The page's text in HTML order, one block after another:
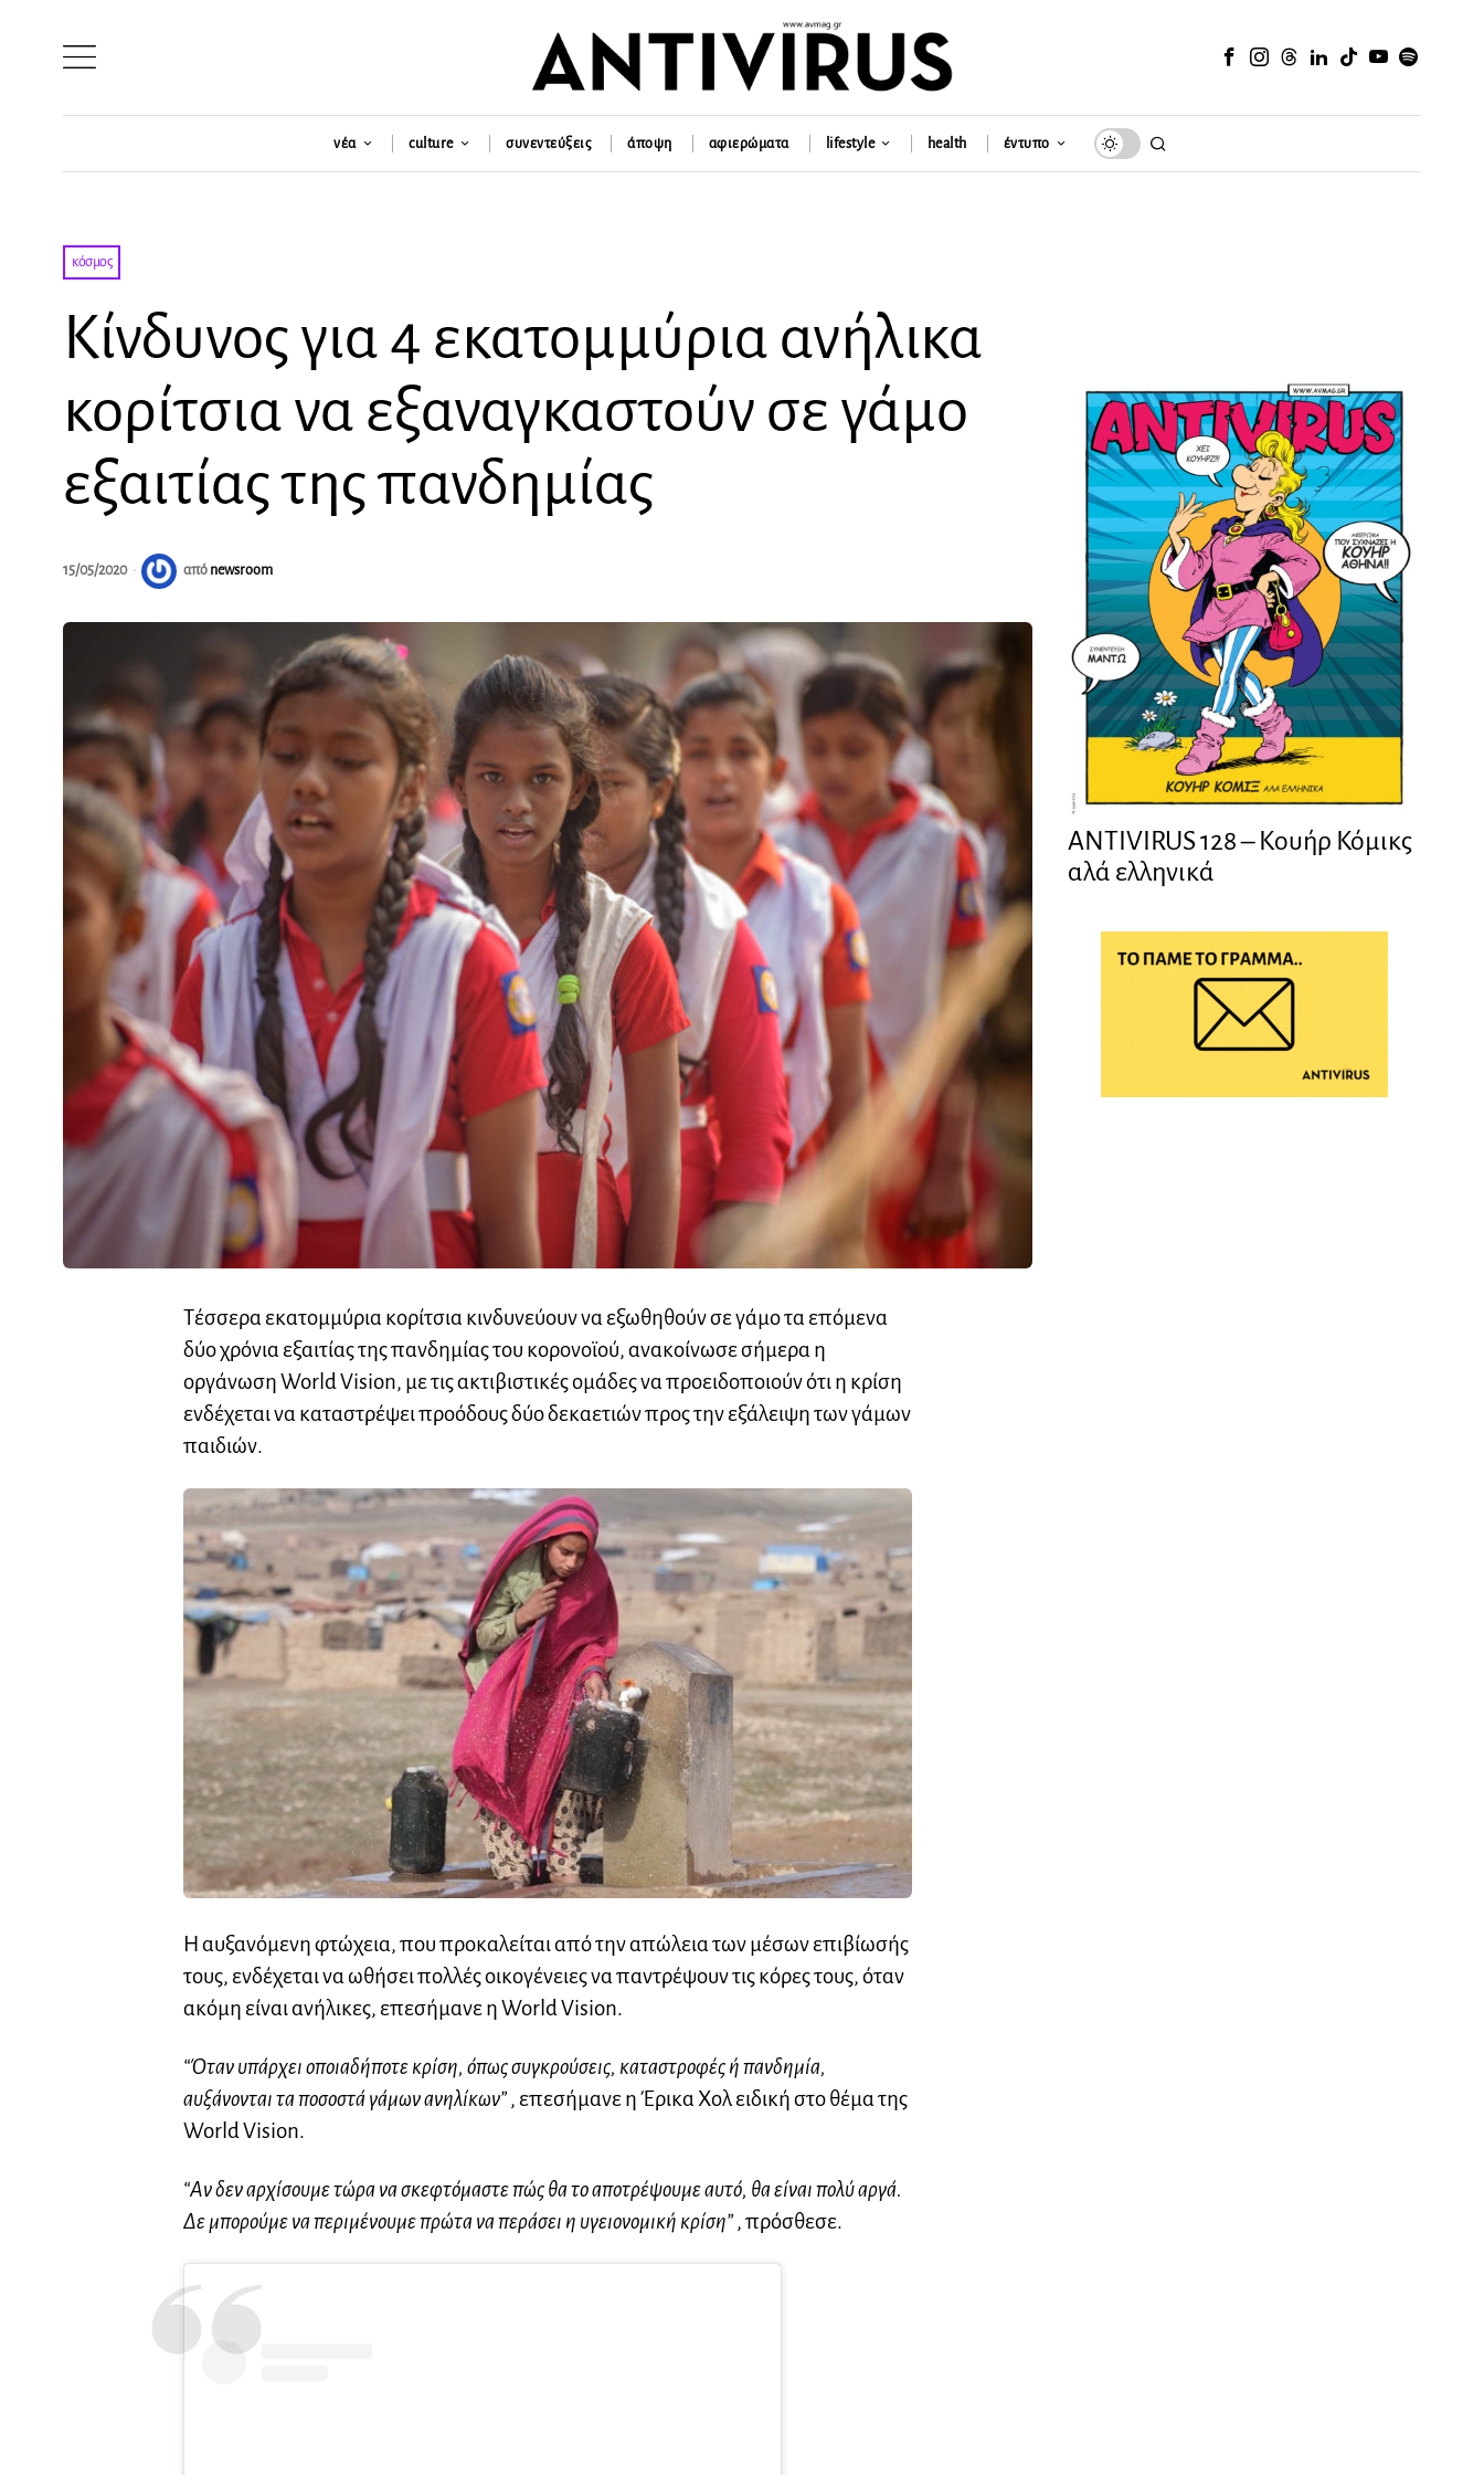
νέα culture συνεντεύξεις άποψη αφιερώματα lifestyle health έντυπο
κόσμος
Κίνδυνος για 4 εκατομμύρια ανήλικα
κορίτσια να εξαναγκαστούν σε γάμο
εξαιτίας της πανδημίας
15/05/2020 από newsroom
Τέσσερα εκατομμύρια κορίτσια κινδυνεύουν να εξωθηθούν σε γάμο τα επόμενα
δύο χρόνια εξαιτίας της πανδημίας του κορονοϊού, ανακοίνωσε σήμερα η
οργάνωση World Vision, με τις ακτιβιστικές ομάδες να προειδοποιούν ότι η κρίση
ενδέχεται να καταστρέψει προόδους δύο δεκαετιών προς την εξάλειψη των γάμων
παιδιών.
Η αυξανόμενη φτώχεια, που προκαλείται από την απώλεια των μέσων επιβίωσής
τους, ενδέχεται να ωθήσει πολλές οικογένειες να παντρέψουν τις κόρες τους, όταν
ακόμη είναι ανήλικες, επεσήμανε η World Vision.
“Όταν υπάρχει οποιαδήποτε κρίση, όπως συγκρούσεις, καταστροφές ή πανδημία,
αυξάνονται τα ποσοστά γάμων ανηλίκων”, επεσήμανε η Έρικα Χολ ειδική στο θέμα της
World Vision.
“Αν δεν αρχίσουμε τώρα να σκεφτόμαστε πώς θα το αποτρέψουμε αυτό, θα είναι πολύ αργά.
Δε μπορούμε να περιμένουμε πρώτα να περάσει η υγειονομική κρίση”, πρόσθεσε.
ANTIVIRUS 128 – Kουήρ Κόμικς
αλά ελληνικά